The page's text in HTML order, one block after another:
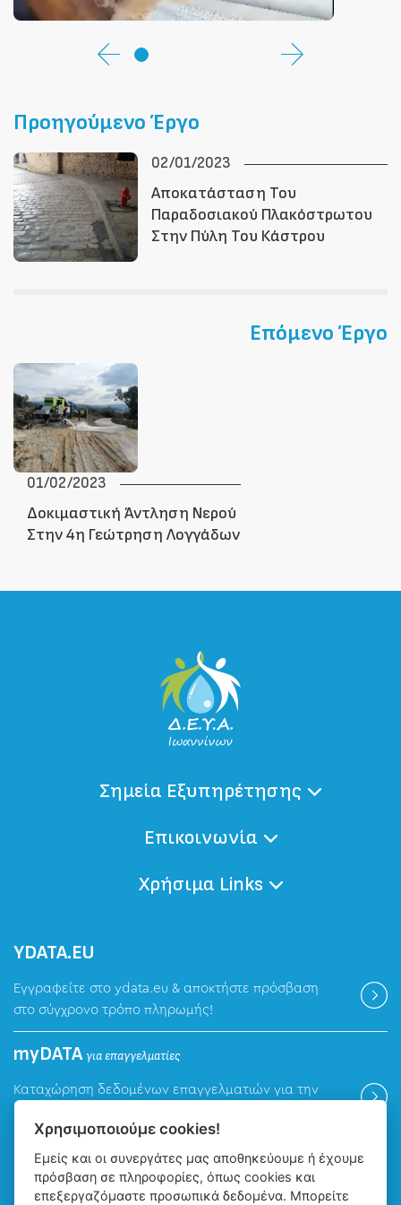
Προηγούμενο Έργο
02/01/2023
Αποκατάσταση Του
Παραδοσιακού Πλακόστρωτου
Στην Πύλη Του Κάστρου
Επόμενο Έργο
01/02/2023
Δοκιμαστική Άντληση Νερού
Στην 4η Γεώτρηση Λογγάδων
Σημεία Εξυπηρέτησης
Επικοινωνία
Χρήσιμα Links
ΥDATA.EU
Εγγραφείτε στο ydata.eu & αποκτήστε πρόσβαση
στο σύγχρονο τρόπο πληρωμής!
myDATAγια επαγγελματίες
Καταχώρηση δεδομένων επαγγελματιών για την
Βρείτε μας
Χρησιμοποιούμε cookies!
Εμείς και οι συνεργάτες μας αποθηκεύουμε ή έχουμε
πρόσβαση σε πληροφορίες, όπως cookies και
επεξεργαζόμαστε προσωπικά δεδομένα. Μπορείτε